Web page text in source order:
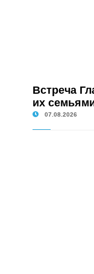
Встреча
их
07.08.2026